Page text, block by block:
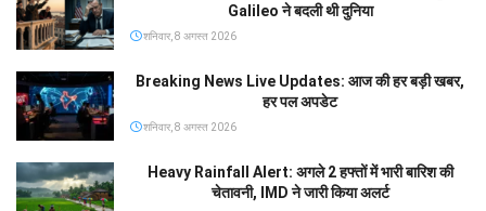
Galileo ने बदली थी दुनिया
शनिवार, 8 अगस्त 2026
Breaking News Live Updates: आज की हर बड़ी खबर,
हर पल अपडेट
शनिवार, 8 अगस्त 2026
Heavy Rainfall Alert: अगले 2 हफ्तों में भारी बारिश की
चेतावनी, IMD ने जारी किया अलर्ट